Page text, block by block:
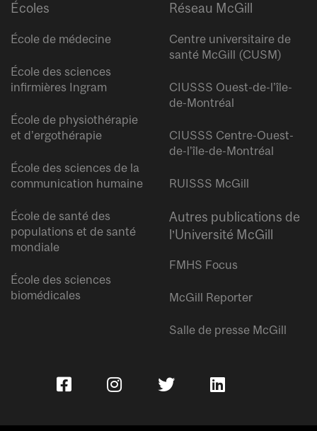
Écoles
École de médecine
École des sciences
infirmières Ingram
École de physiothérapie
et d’ergothérapie
École des sciences de la
communication humaine
École de santé des
populations et de santé
mondiale
École des sciences
biomédicales
Réseau McGill
Centre universitaire de
santé McGill (CUSM)
CIUSSS Ouest-de-l’île-
de-Montréal
CIUSSS Centre-Ouest-
de-l’île-de-Montréal
RUISSS McGill
Autres publications de
l’Université McGill
FMHS Focus
McGill Reporter
Salle de presse McGill